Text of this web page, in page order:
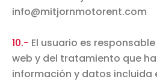
info@mitjornmotorent.com
10.- El usuario es
web y del tratamiento que
información y datos incluida